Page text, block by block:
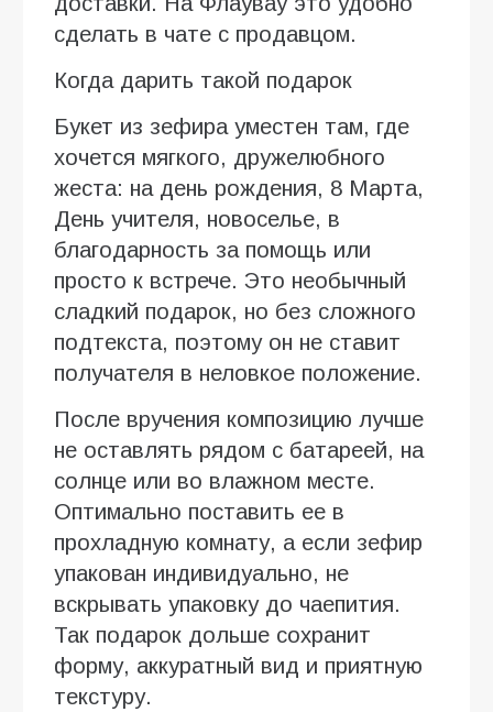
сделать в чате с продавцом.
Когда дарить такой подарок
Букет из зефира уместен там, где
хочется мягкого, дружелюбного
жеста: на день рождения, 8 Марта,
День учителя, новоселье, в
благодарность за помощь или
просто к встрече. Это необычный
сладкий подарок, но без сложного
подтекста, поэтому он не ставит
получателя в неловкое положение.
После вручения композицию лучше
не оставлять рядом с батареей, на
солнце или во влажном месте.
Оптимально поставить ее в
прохладную комнату, а если зефир
упакован индивидуально, не
вскрывать упаковку до чаепития.
Так подарок дольше сохранит
форму, аккуратный вид и приятную
текстуру.